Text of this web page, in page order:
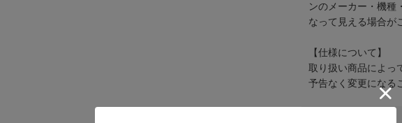
ンのメーカー・機種
なって見える場合が
【仕様について】
取り扱い商品によっ
予告なく変更になる